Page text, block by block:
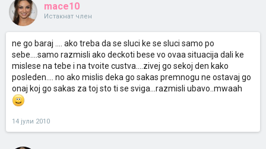
mace10
Истакнат член
ne go baraj .... ako treba da se sluci ke se sluci samo po
sebe....samo razmisli ako deckoti bese vo ovaa situacija dali ke
mislese na tebe i na tvoite custva....zivej go sekoj den kako
posleden.... no ako mislis deka go sakas premnogu ne ostavaj go
onaj koj go sakas za toj sto ti se sviga...razmisli ubavo..mwaah
14 јули 2010